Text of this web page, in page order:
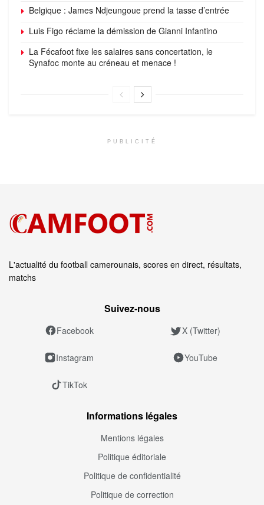
Belgique : James Ndjeungoue prend la tasse d’entrée
Luis Figo réclame la démission de Gianni Infantino
La Fécafoot fixe les salaires sans concertation, le
Synafoc monte au créneau et menace !
PUBLICITÉ
L'actualité du football camerounais, scores en direct, résultats,
matchs
Suivez‑nous
Facebook X (Twitter)
Instagram YouTube
TikTok
Informations légales
Mentions légales
Politique éditoriale
Politique de confidentialité
Politique de correction